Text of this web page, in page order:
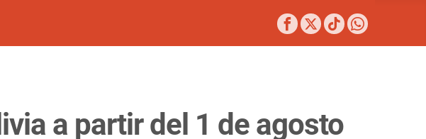
a partir del 1 de agosto